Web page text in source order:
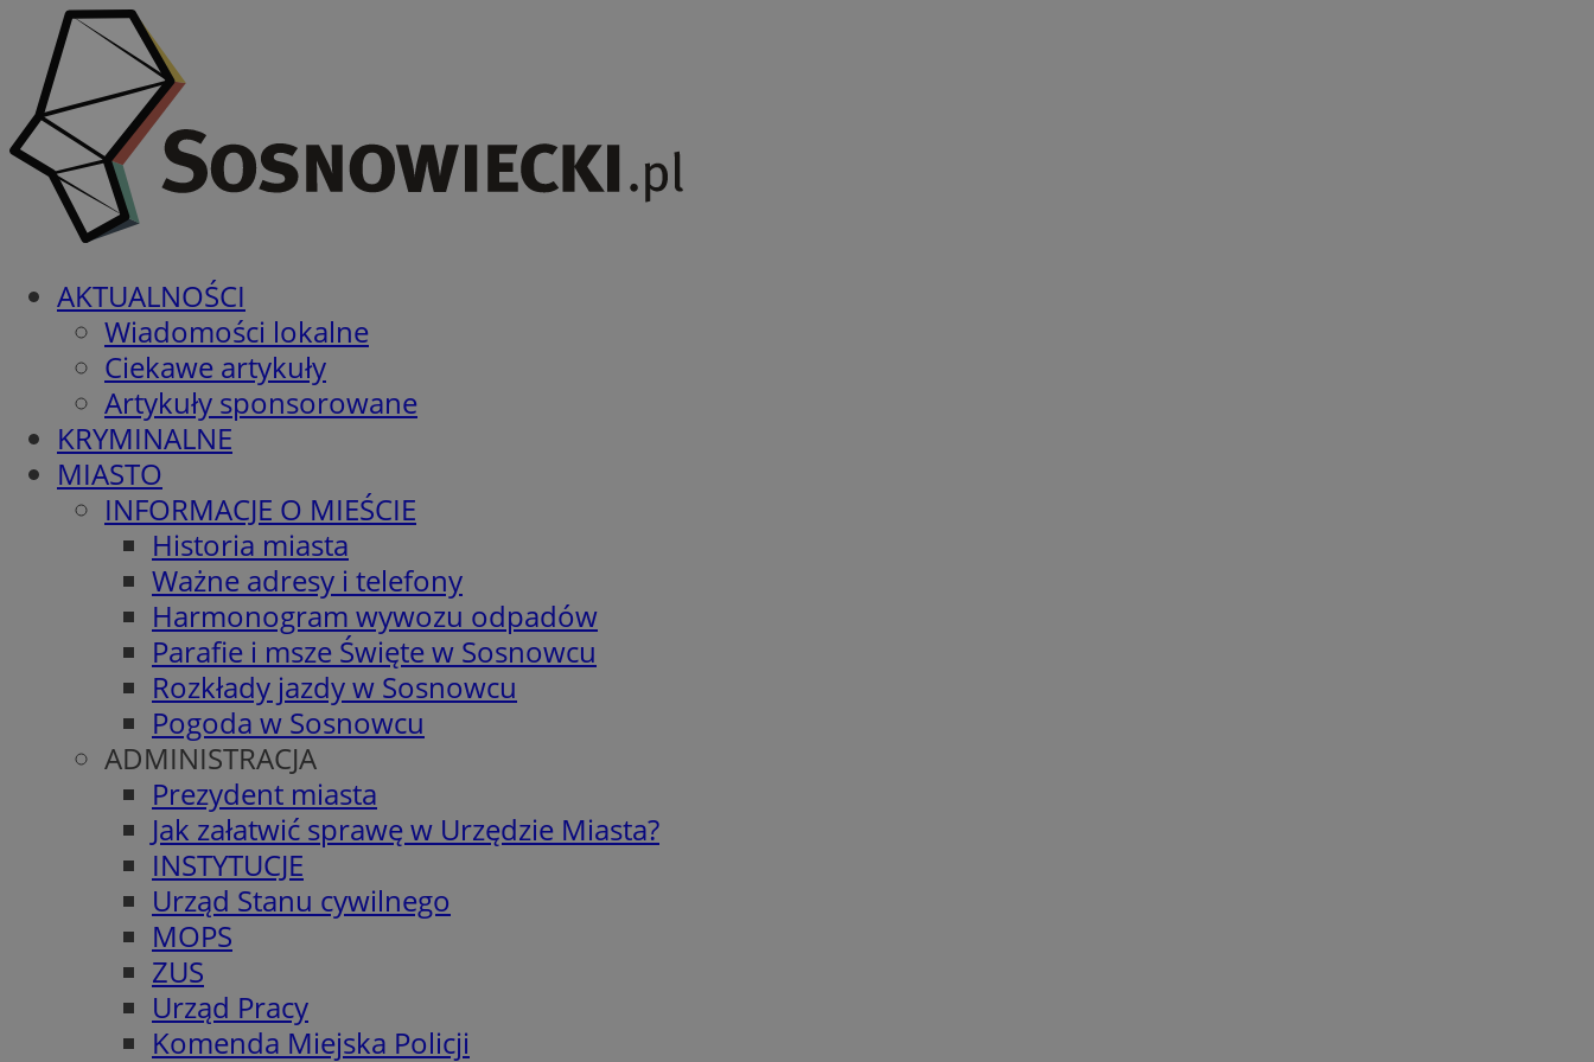
AKTUALNOŚCI
Wiadomości lokalne
Ciekawe artykuły
Artykuły sponsorowane
KRYMINALNE
MIASTO
INFORMACJE O MIEŚCIE
Historia miasta
Ważne adresy i telefony
Harmonogram wywozu odpadów
Parafie i msze Święte w Sosnowcu
Rozkłady jazdy w Sosnowcu
Pogoda w Sosnowcu
ADMINISTRACJA
Prezydent miasta
Jak załatwić sprawę w Urzędzie Miasta?
INSTYTUCJE
Urząd Stanu cywilnego
MOPS
ZUS
Urząd Pracy
Komenda Miejska Policji